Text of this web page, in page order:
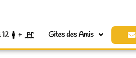
12 + Gites des Amis